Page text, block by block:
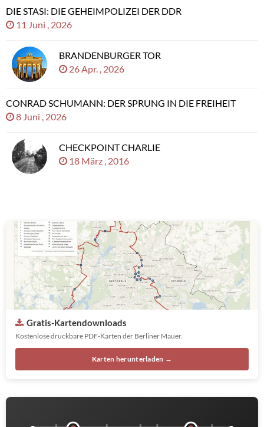
DIE STASI: DIE GEHEIMPOLIZEI DER DDR
11 Juni , 2026
BRANDENBURGER TOR
26 Apr. , 2026
CONRAD SCHUMANN: DER SPRUNG IN DIE FREIHEIT
8 Juni , 2026
CHECKPOINT CHARLIE
18 März , 2016
Gratis-Kartendownloads
Kostenlose druckbare PDF-Karten der Berliner Mauer.
Karten herunterladen →